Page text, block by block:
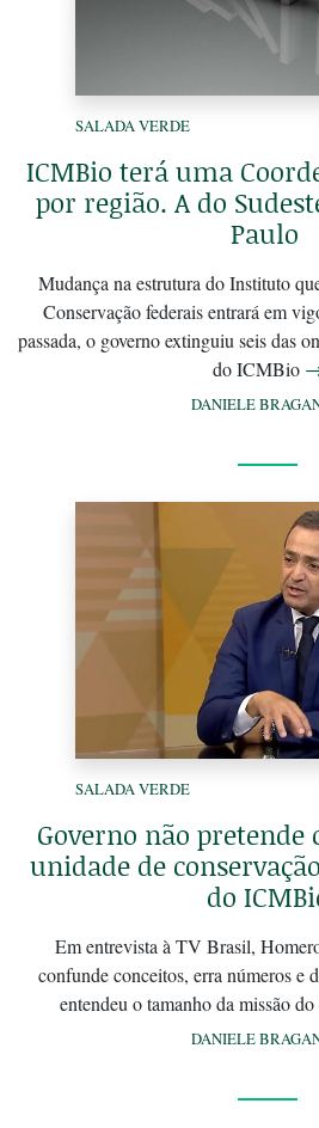
SALADA VERDE
ICMBio terá uma
por região. A do
Paulo
Mudança na estrutura do Instituto
Conservação federais entrará em
passada, o governo extinguiu seis das
do ICMBio
DANIELE
SALADA VERDE
Governo não
unidade de
do
Em entrevista à TV Brasil,
confunde conceitos, erra números e
entendeu o tamanho da missão
DANIELE